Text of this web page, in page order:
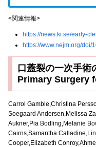
<関連情報>
https://news.ki.se/early-
https://www.nejm.org/doi/
口蓋裂の一次手
Primary Surgery
Carrol Gamble,Christina
Soegaard Andersen,Melissa
Aukner,Pia Bodling,Melanie
Cairns,Samantha
Cooper,Elizabeth